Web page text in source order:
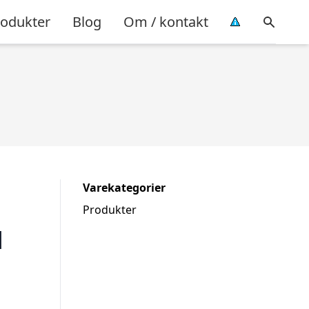
Blog Om / kontakt
Varekategorier
Produkter